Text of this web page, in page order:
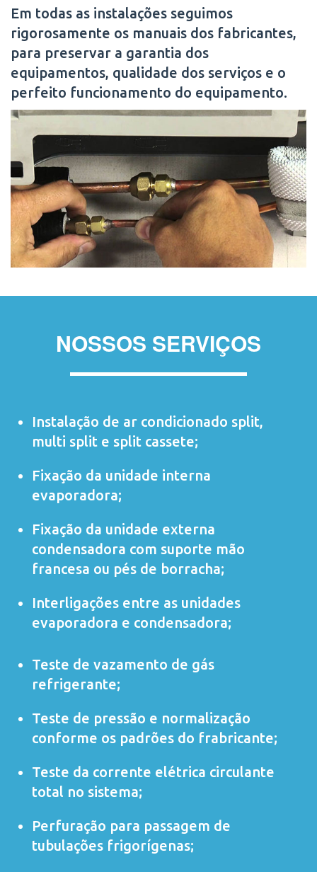
Em todas as instalações seguimos
rigorosamente os manuais dos fabricantes,
para preservar a garantia dos
equipamentos, qualidade dos serviços e o
perfeito funcionamento do equipamento.
NOSSOS SERVIÇOS
Instalação de ar condicionado split,
multi split e split cassete;
Fixação da unidade interna
evaporadora;
Fixação da unidade externa
condensadora com suporte mão
francesa ou pés de borracha;
Interligações entre as unidades
evaporadora e condensadora;
Teste de vazamento de gás
refrigerante;
Teste de pressão e normalização
conforme os padrões do frabricante;
Teste da corrente elétrica circulante
total no sistema;
Perfuração para passagem de
tubulações frigorígenas;